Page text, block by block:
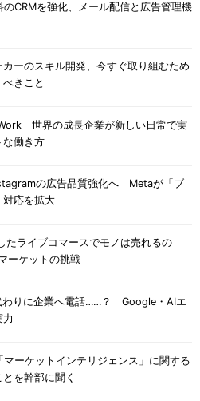
CRMを強化、メール配信と広告管理機
カーのスキル開発、今すぐ取り組むため
きこと
世界の成長企業が新しい日常で実
な働き方
の広告品質強化へ Metaが「ブ
対応を拡大
たライブコマースでモノは売れるの
ーケットの挑戦
わりに企業へ電話……？ Google・AIエ
力
マーケットインテリジェンス」に関する
を幹部に聞く